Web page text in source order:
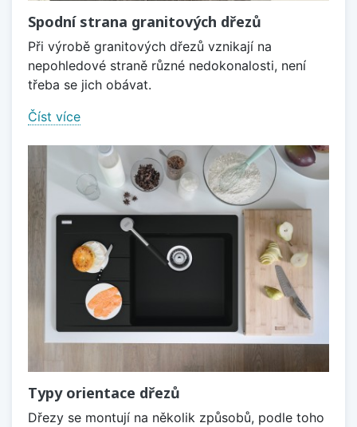
Spodní strana granitových dřezů
Při výrobě granitových dřezů vznikají na
nepohledové straně různé nedokonalosti, není
třeba se jich obávat.
Číst více
Typy orientace dřezů
Dřezy se montují na několik způsobů, podle toho